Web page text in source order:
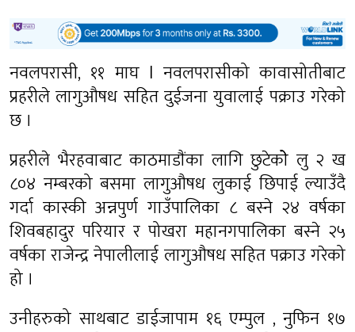
नवलपरासी, ११ माघ l नवलपरासीको कावासोतीबाट
प्रहरीले लागुऔषध सहित दुईजना युवालाई पक्राउ गरेको
छ ।
प्रहरीले भैरहवाबाट काठमाडाैंका लागि छुटेकोे लु २ ख
८०४ नम्बरको बसमा लागुऔषध लुकाई छिपाई ल्याउँदै
गर्दा कास्की अन्नपुर्ण गाउँपालिका ८ बस्ने २४ वर्षका
शिवबहादुर परियार र पोखरा महानगपालिका बस्ने २५
वर्षका राजेन्द्र नेपालीलाई लागुऔषध सहित पक्राउ गरेको
हो ।
उनीहरुको साथबाट डाईजापाम १६ एम्पुल , नुफिन १७